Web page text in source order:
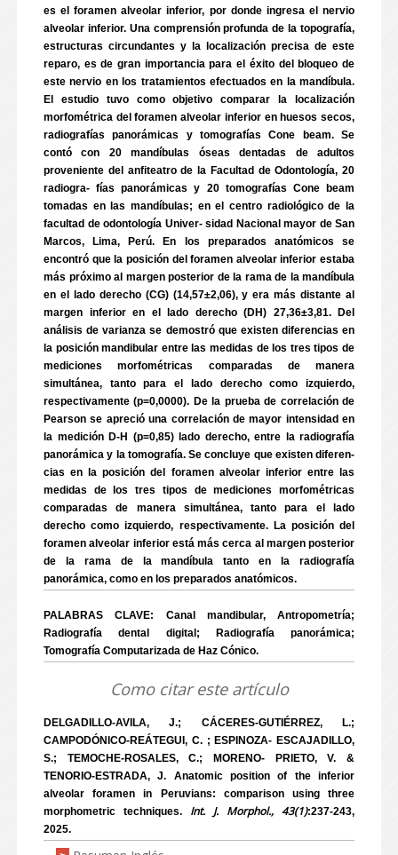
es el foramen alveolar inferior, por donde ingresa el nervio
alveolar inferior. Una comprensión profunda de la topografía,
estructuras circundantes y la localización precisa de este
reparo, es de gran importancia para el éxito del bloqueo de
este nervio en los tratamientos efectuados en la mandíbula.
El estudio tuvo como objetivo comparar la localización
morfométrica del foramen alveolar inferior en huesos secos,
radiografías panorámicas y tomografías Cone beam. Se
contó con 20 mandíbulas óseas dentadas de adultos
proveniente del anfiteatro de la Facultad de Odontología, 20
radiogra- fías panorámicas y 20 tomografías Cone beam
tomadas en las mandíbulas; en el centro radiológico de la
facultad de odontología Univer- sidad Nacional mayor de San
Marcos, Lima, Perú. En los preparados anatómicos se
encontró que la posición del foramen alveolar inferior estaba
más próximo al margen posterior de la rama de la mandíbula
en el lado derecho (CG) (14,57±2,06), y era más distante al
margen inferior en el lado derecho (DH) 27,36±3,81. Del
análisis de varianza se demostró que existen diferencias en
la posición mandibular entre las medidas de los tres tipos de
mediciones morfométricas comparadas de manera
simultánea, tanto para el lado derecho como izquierdo,
respectivamente (p=0,0000). De la prueba de correlación de
Pearson se apreció una correlación de mayor intensidad en
la medición D-H (p=0,85) lado derecho, entre la radiografía
panorámica y la tomografía. Se concluye que existen diferen-
cias en la posición del foramen alveolar inferior entre las
medidas de los tres tipos de mediciones morfométricas
comparadas de manera simultánea, tanto para el lado
derecho como izquierdo, respectivamente. La posición del
foramen alveolar inferior está más cerca al margen posterior
de la rama de la mandíbula tanto en la radiografía
panorámica, como en los preparados anatómicos.
PALABRAS CLAVE: Canal mandibular, Antropometría;
Radiografía dental digital; Radiografía panorámica;
Tomografía Computarizada de Haz Cónico.
Como citar este artículo
DELGADILLO-AVILA, J.; CÁCERES-GUTIÉRREZ, L.;
CAMPODÓNICO-REÁTEGUI, C. ; ESPINOZA- ESCAJADILLO,
S.; TEMOCHE-ROSALES, C.; MORENO- PRIETO, V. &
TENORIO-ESTRADA, J. Anatomic position of the inferior
alveolar foramen in Peruvians: comparison using three
morphometric techniques. Int. J. Morphol., 43(1):237-243,
2025.